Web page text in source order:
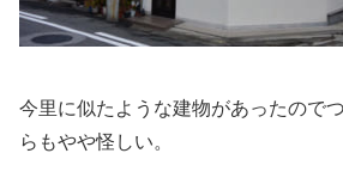
今里に似たような建物があったので
らもやや怪しい。